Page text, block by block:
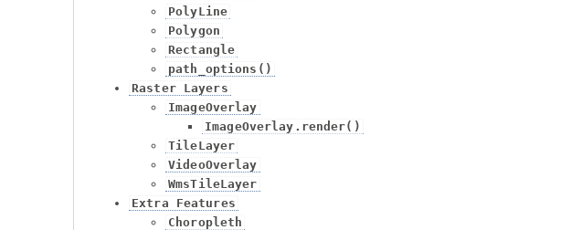
PolyLine
Polygon
Rectangle
path_options()
Raster
Layers
ImageOverlay
ImageOverlay.render()
TileLayer
VideoOverlay
WmsTileLayer
Extra
Features
Choropleth